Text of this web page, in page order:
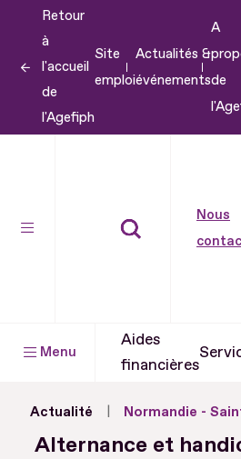
contenu
Retour
à
l'accueil
de
l'Agefiph
Site
emploi
Actualités &
événements
A
de
Nous
Menu
Aides
financières
Actualité Normandie -
Alternance et